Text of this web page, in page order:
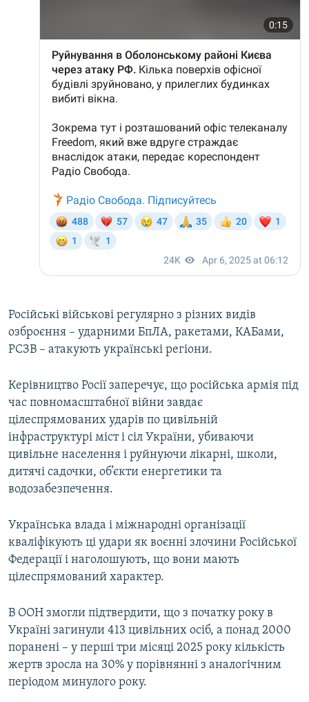
Російські військові регулярно з різних видів
озброєння – ударними БпЛА, ракетами, КАБами,
РСЗВ – атакують українські регіони.
Керівництво Росії заперечує, що російська армія під
час повномасштабної війни завдає
цілеспрямованих ударів по цивільній
інфраструктурі міст і сіл України, убиваючи
цивільне населення і руйнуючи лікарні, школи,
дитячі садочки, об’єкти енергетики та
водозабезпечення.
Українська влада і міжнародні організації
кваліфікують ці удари як воєнні злочини Російської
Федерації і наголошують, що вони мають
цілеспрямований характер.
В ООН змогли підтвердити, що з початку року в
Україні загинули 413 цивільних осіб, а понад 2000
поранені – у перші три місяці 2025 року кількість
жертв зросла на 30% у порівнянні з аналогічним
періодом минулого року.